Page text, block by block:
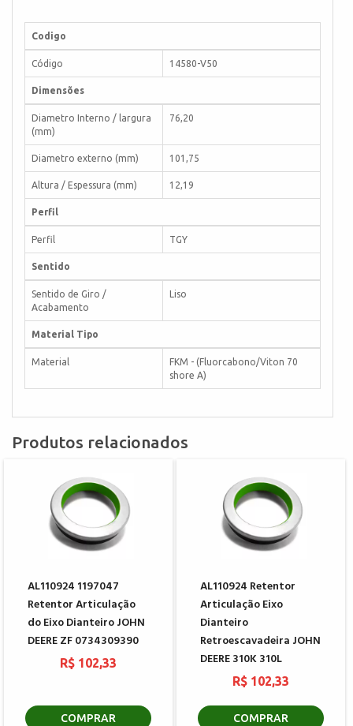
Codigo
Código 14580-V50
Dimensões
Diametro Interno / largura
(mm)
76,20
Diametro externo (mm) 101,75
Altura / Espessura (mm) 12,19
Perfil
Perfil TGY
Sentido
Sentido de Giro /
Acabamento
Liso
Material Tipo
Material
FKM - (Fluorcabono/Viton 70
shore A)
Produtos relacionados
AL110924 1197047
Retentor Articulação
do Eixo Dianteiro JOHN
DEERE ZF 0734309390
R$ 102,33
COMPRAR
AL110924 Retentor
Articulação Eixo
Dianteiro
Retroescavadeira JOHN
DEERE 310K 310L
R$ 102,33
COMPRAR